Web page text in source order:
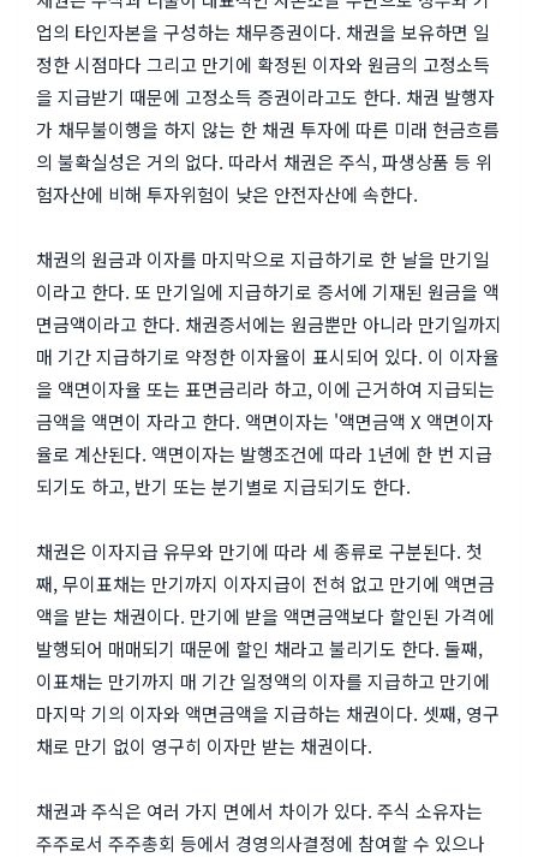
업의 타인자본을 구성하는 채무증권이다. 채권을 보유하면 일
정한 시점마다 그리고 만기에 확정된 이자와 원금의 고정소득
을 지급받기 때문에 고정소득 증권이라고도 한다. 채권 발행자
가 채무불이행을 하지 않는 한 채권 투자에 따른 미래 현금흐름
의 불확실성은 거의 없다. 따라서 채권은 주식, 파생상품 등 위
험자산에 비해 투자위험이 낮은 안전자산에 속한다.
채권의 원금과 이자를 마지막으로 지급하기로 한 날을 만기일
이라고 한다. 또 만기일에 지급하기로 증서에 기재된 원금을 액
면금액이라고 한다. 채권증서에는 원금뿐만 아니라 만기일까지
매 기간 지급하기로 약정한 이자율이 표시되어 있다. 이 이자율
을 액면이자율 또는 표면금리라 하고, 이에 근거하여 지급되는
금액을 액면이 자라고 한다. 액면이자는 '액면금액 X 액면이자
율로 계산된다. 액면이자는 발행조건에 따라 1년에 한 번 지급
되기도 하고, 반기 또는 분기별로 지급되기도 한다.
채권은 이자지급 유무와 만기에 따라 세 종류로 구분된다. 첫
째, 무이표채는 만기까지 이자지급이 전혀 없고 만기에 액면금
액을 받는 채권이다. 만기에 받을 액면금액보다 할인된 가격에
발행되어 매매되기 때문에 할인 채라고 불리기도 한다. 둘째,
이표채는 만기까지 매 기간 일정액의 이자를 지급하고 만기에
마지막 기의 이자와 액면금액을 지급하는 채권이다. 셋째, 영구
채로 만기 없이 영구히 이자만 받는 채권이다.
채권과 주식은 여러 가지 면에서 차이가 있다. 주식 소유자는
주주로서 주주총회 등에서 경영의사결정에 참여할 수 있으나